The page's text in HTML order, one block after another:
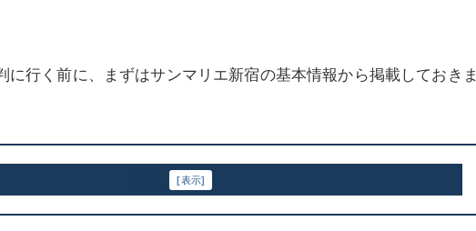
に行く前に、まずはサンマリエ新宿の基本情報から掲載しておき
[表示]